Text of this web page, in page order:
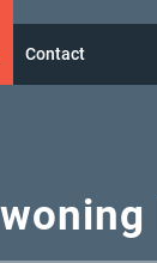
Contact